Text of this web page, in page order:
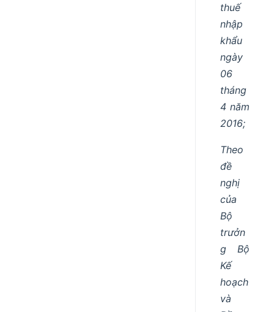
thuế
nhập
khẩu
ngày
06
tháng
4 năm
2016;
Theo
đề
nghị
của
Bộ
trưởn
g Bộ
Kế
hoạch
và